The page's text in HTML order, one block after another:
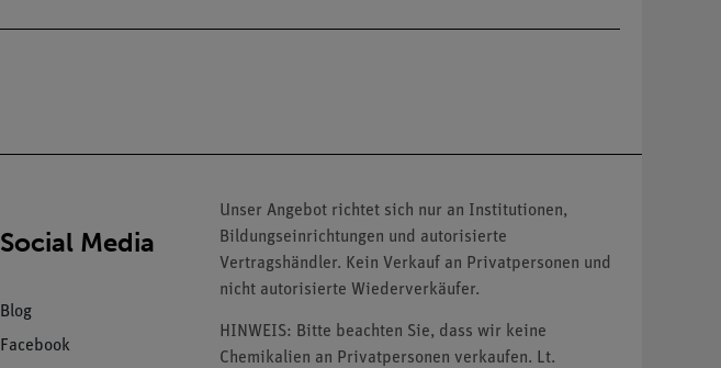
Social Media
Blog
Facebook
Unser Angebot richtet sich nur an Institutionen,
Bildungseinrichtungen und autorisierte
Vertragshändler. Kein Verkauf an Privatpersonen und
nicht autorisierte Wiederverkäufer.
HINWEIS: Bitte beachten Sie, dass wir keine
Chemikalien an Privatpersonen verkaufen. Lt.